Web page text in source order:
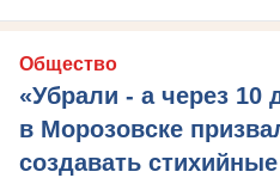
Общество
«Убрали - а через 10
в Морозовске
создавать